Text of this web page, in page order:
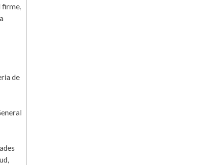
firme,
de